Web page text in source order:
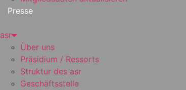
Presse
asr
Über uns
Präsidium / Ressorts
Struktur des asr
Geschäftsstelle